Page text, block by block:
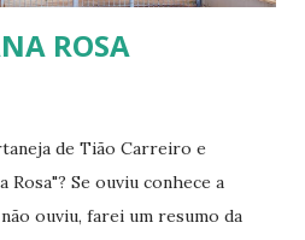
ROSA
de Tião Carreiro e
Se ouviu conhece a
ouviu, farei um resumo da